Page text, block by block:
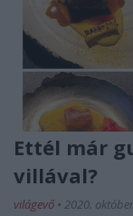
Ettél már
villával?
világevő • 2020. október